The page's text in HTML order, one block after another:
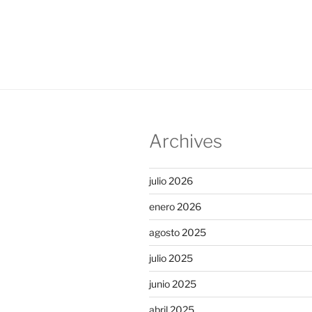
Archives
julio 2026
enero 2026
agosto 2025
julio 2025
junio 2025
abril 2025